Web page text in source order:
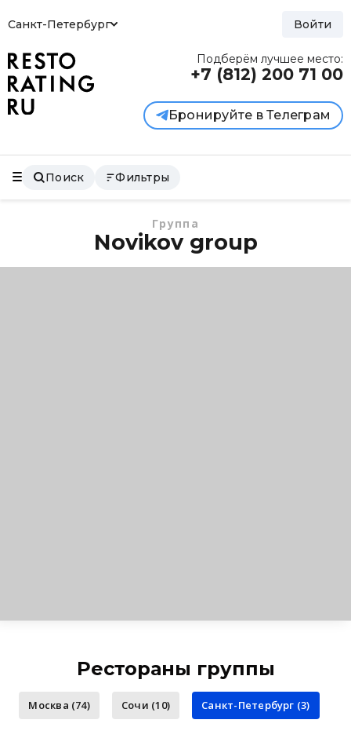
Санкт-Петербург Войти
Подберём лучшее место:
+7 (812) 200 71 00
Бронируйте в Телеграм
Поиск Фильтры
Группа
Novikov group
Рестораны группы
Москва (74) Сочи (10) Санкт-Петербург (3)